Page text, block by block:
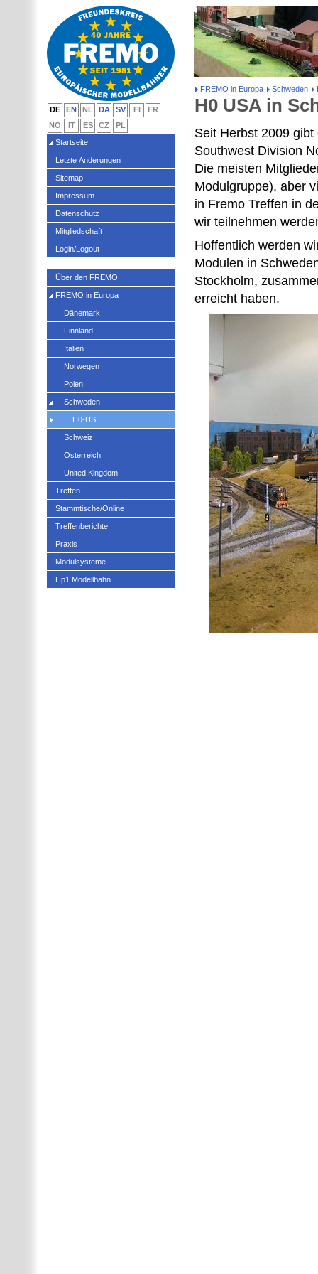
FREMO in Europa Schweden
H0 USA in
Seit Herbst 2009
Southwest Division
Die meisten
Modulgruppe), aber
in Fremo Treffen in
wir teilnehmen
Hoffentlich werden
Modulen in
Stockholm,
erreicht haben.
DE EN NL DA SV FI
FR
NO
IT ES CZ
PL
Startseite
Letzte Änderungen
Sitemap
Impressum
Datenschutz
Mitgliedschaft
Login/Logout
Über den FREMO
FREMO in Europa
Dänemark
Finnland
Italien
Norwegen
Polen
Schweden
H0-US
Schweiz
Österreich
United Kingdom
Treffen
Stammtische/Online
Treffenberichte
Praxis
Modulsysteme
Hp1 Modellbahn